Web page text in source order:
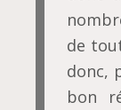
de
donc,
bon